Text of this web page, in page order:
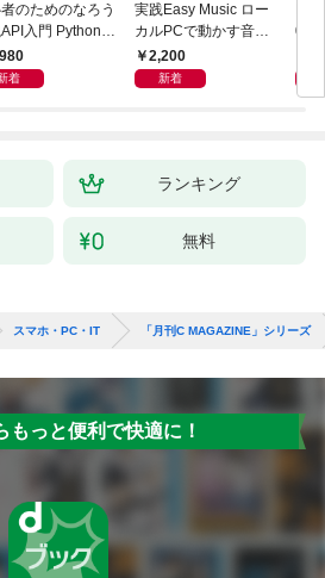
のためのなろう
入門 Pythonで
ータ活用法
着
実践Easy Music ロー
カルPCで動かす音楽
生成AI完全ガイド
2,200
新着
ランキング
無料
スマホ・PC・IT 「月刊C MAGAZINE」シリーズ
もっと便利で快適に！